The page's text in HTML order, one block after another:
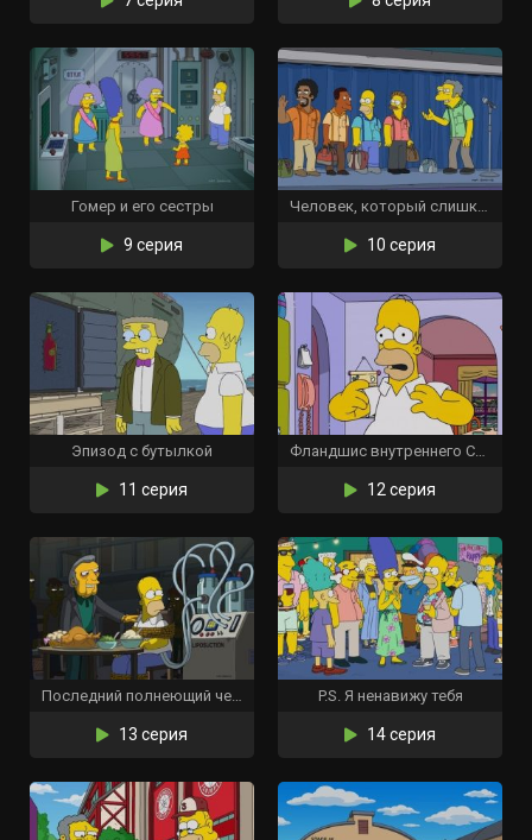
Гомер и его сестры
9 серия
Человек, который слишком много летал
10 серия
Эпизод с бутылкой
11 серия
Фландшис внутреннего Симпсона
12 серия
Последний полнеющий человек
13 серия
P.S. Я ненавижу тебя
14 серия